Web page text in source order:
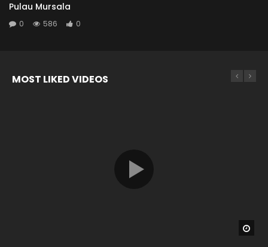
Pulau Mursala
0 586 0
MOST LIKED VIDEOS